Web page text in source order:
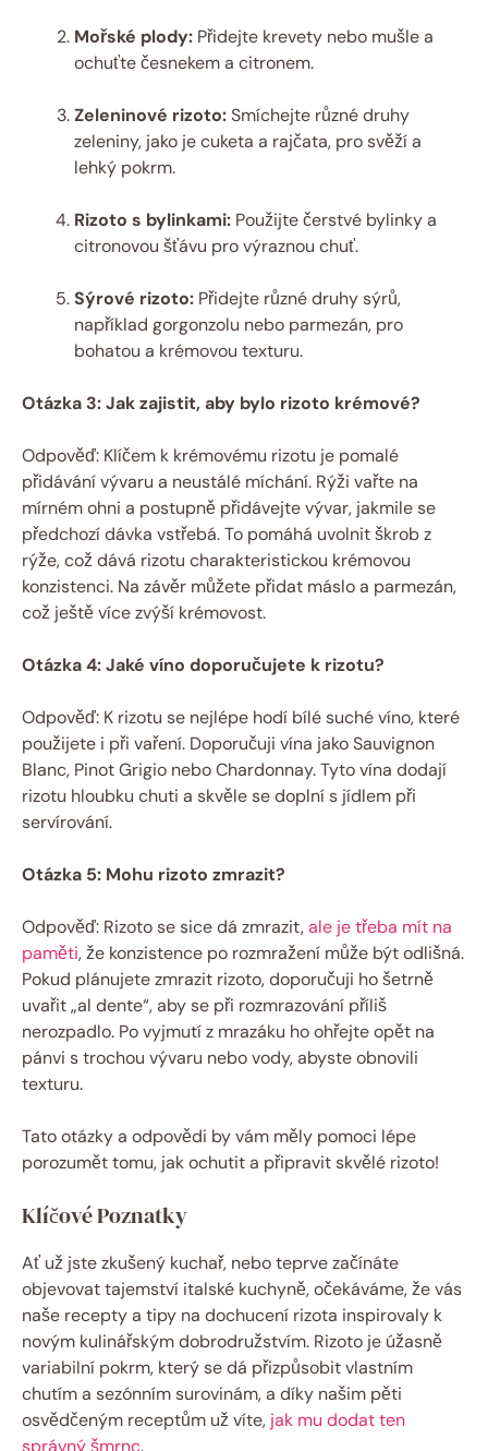
Mořské plody: Přidejte krevety nebo mušle a
ochuťte česnekem a citronem.
Zeleninové rizoto:Smíchejte různé druhy
zeleniny, jako je cuketa a rajčata, pro svěží a
lehký pokrm.
Rizoto s bylinkami: Použijte čerstvé bylinky a
citronovou šťávu pro výraznou chuť.
Sýrové rizoto: Přidejte různé druhy sýrů,
například gorgonzolu nebo parmezán, pro
bohatou a krémovou texturu.
Otázka 3: Jak zajistit, aby bylo rizoto krémové?
Odpověď: Klíčem k krémovému rizotu je pomalé
přidávání vývaru a neustálé míchání. Rýži vařte na
mírném ohni a postupně přidávejte vývar, jakmile se
předchozí dávka vstřebá. To pomáhá uvolnit škrob z
rýže, což dává rizotu charakteristickou krémovou
konzistenci. Na závěr můžete přidat máslo a parmezán,
což ještě více zvýší krémovost.
Otázka 4: Jaké víno doporučujete k rizotu?
Odpověď: K rizotu se nejlépe hodí bílé suché víno, které
použijete i při vaření. Doporučuji vína jako Sauvignon
Blanc, Pinot Grigio nebo Chardonnay. Tyto vína dodají
rizotu hloubku chuti a skvěle se doplní s jídlem při
servírování.
Otázka 5: Mohu rizoto zmrazit?
Odpověď: Rizoto se sice dá zmrazit,ale je třeba mít na
paměti, že konzistence po rozmražení může být odlišná.
Pokud plánujete zmrazit rizoto, doporučuji ho šetrně
uvařit „al dente“, aby se při rozmrazování příliš
nerozpadlo. Po vyjmutí z mrazáku ho ohřejte opět na
pánvi s trochou vývaru nebo vody, abyste obnovili
texturu.
Tato otázky a odpovědi by vám měly pomoci lépe
porozumět tomu, jak ochutit a připravit skvělé rizoto!
Klíčové Poznatky
Ať už jste zkušený kuchař, nebo teprve začínáte
objevovat tajemství italské kuchyně, očekáváme, že vás
naše recepty a tipy na dochucení rizota inspirovaly k
novým kulinářským dobrodružstvím. Rizoto je úžasně
variabilní pokrm, který se dá přizpůsobit vlastním
chutím a sezónním surovinám, a díky našim pěti
osvědčeným receptům už víte, jak mu dodat ten